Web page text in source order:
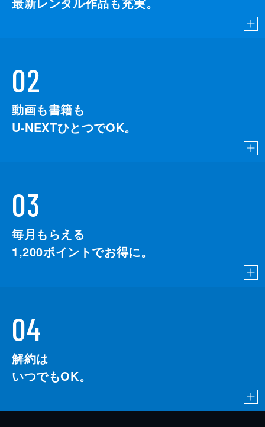
02
動画も書籍も
U-NEXTひとつでOK。
03
毎月もらえる
1,200ポイントでお得に。
04
解約は
いつでもOK。